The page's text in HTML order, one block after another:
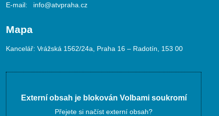
E-mail: info@atvpraha.cz
Mapa
Kancelář: Vrážská 1562/24a, Praha 16 – Radotín, 153 00
Externí obsah je blokován Volbami soukromí
Přejete si načíst externí obsah?